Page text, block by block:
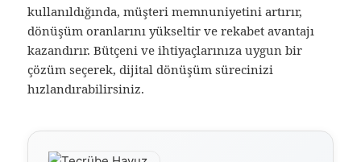
kullanıldığında, müşteri memnuniyetini artırır,
dönüşüm oranlarını yükseltir ve rekabet avantajı
kazandırır. Bütçeni ve ihtiyaçlarınıza uygun bir
çözüm seçerek, dijital dönüşüm sürecinizi
hızlandırabilirsiniz.